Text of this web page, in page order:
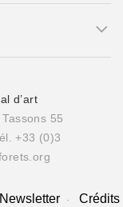
d’art
55
+33 (0)3
Newsletter Crédits